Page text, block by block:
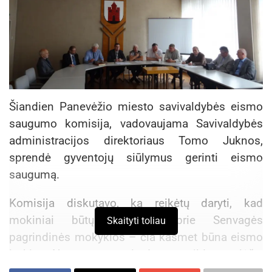
Šiandien Panevėžio miesto savivaldybės eismo
saugumo komisija, vadovaujama Savivaldybės
administracijos direktoriaus Tomo Juknos,
sprendė gyventojų siūlymus gerinti eismo
saugumą.
Komisija diskutavo, ką reikėtų daryti, kad
mokiniai būtų saugesni prie Senvagės
pagrindinės mokyklos – čia kasmet būna eismo
įvykių. Nuspręsta atsiradus papildomų lėšų,
Skaityti toliau